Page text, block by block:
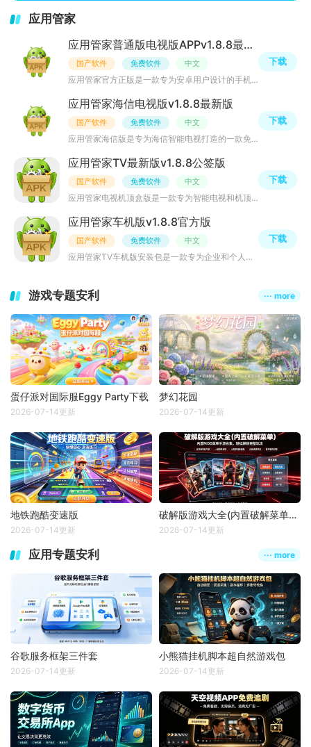
应用管家
应用管家普通版电视版APPv1.8.8最新版
国产软件 免费软件 中文
应用管家官方正版是一款专为安卓用户设计的手机应用管理工具。它集成了软件卸载、安装包提取、应用备份和存
下载
应用管家海信电视版v1.8.8最新版
国产软件 免费软件 中文
应用管家海信版是专为海信智能电视打造的一款免费且无广告的系统管理软件。它集成了应用管理、文件清理和远
下载
应用管家TV最新版v1.8.8公签版
国产软件 免费软件 中文
应用管家电视机顶盒版是一款专为智能电视和机顶盒用户设计的全方位应用管理工具。该软件支持所有品牌的智能
下载
应用管家车机版v1.8.8官方版
国产软件 免费软件 中文
应用管家TV车机版安装包是一款专为企业和个人用户设计的高效、便捷的应用程序管理工具。它可以帮助用户轻松
下载
游戏专题安利 ··· more
蛋仔派对国际服Eggy Party下载
2026-07-14更新
梦幻花园
2026-07-14更新
地铁跑酷变速版
2026-07-14更新
破解版游戏大全(内置破解菜单版)
2026-07-14更新
应用专题安利 ··· more
谷歌服务框架三件套
2026-07-14更新
小熊猫挂机脚本超自然游戏包
2026-07-14更新